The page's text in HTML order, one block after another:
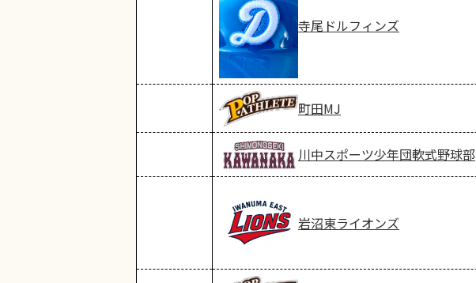
寺尾ドルフィンズ
町田MJ
川中スポーツ少年団軟式野球部
岩沼東ライオンズ